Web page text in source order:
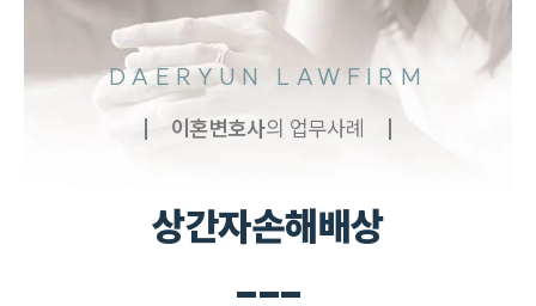
DAERYUN LAWFIRM
이혼변호사의 업무사례
상간자손해배상
___